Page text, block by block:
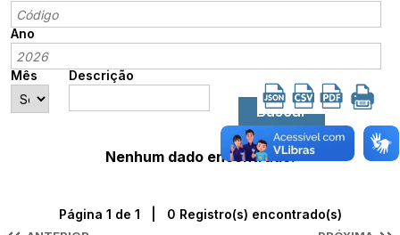
Ano
Mês Descrição
Nenhum dado encontrado.
Página 1 de 1 | 0 Registro(s) encontrado(s)